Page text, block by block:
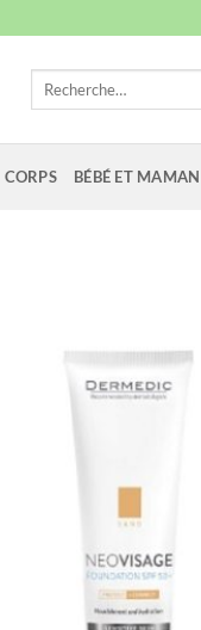
Recherche
CORPS BÉBÉ ET MAMAN